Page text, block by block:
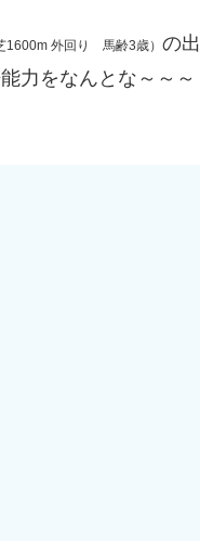
1600m 外回り 馬齢3歳） の
力をなんとな～～